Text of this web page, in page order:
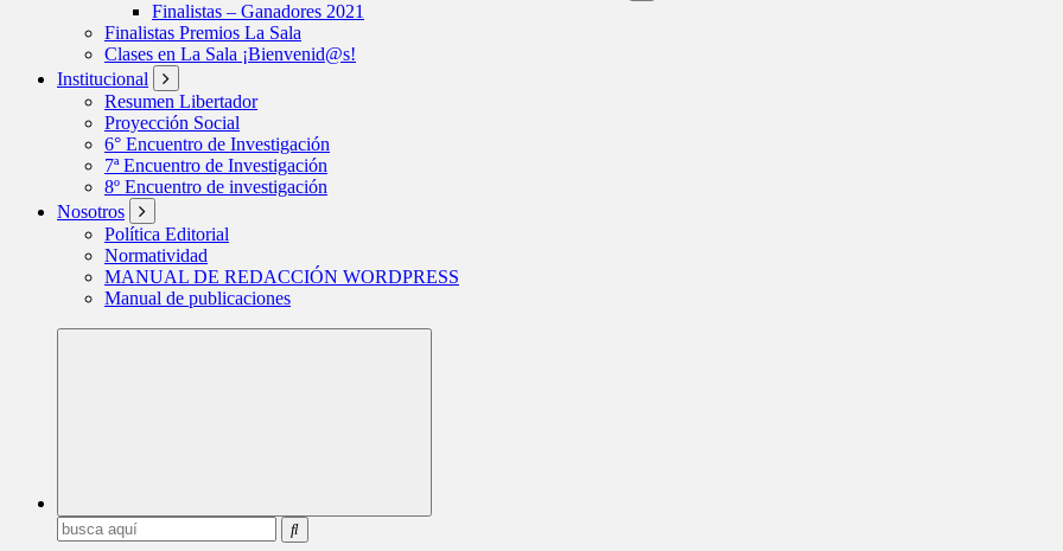
Finalistas – Ganadores 2021
Finalistas Premios La Sala
Clases en La Sala ¡Bienvenid@s!
Institucional
Resumen Libertador
Proyección Social
6° Encuentro de Investigación
7ª Encuentro de Investigación
8º Encuentro de investigación
Nosotros
Política Editorial
Normatividad
MANUAL DE REDACCIÓN WORDPRESS
Manual de publicaciones
Buscar: